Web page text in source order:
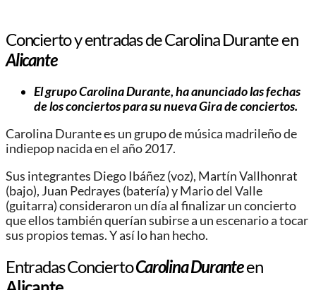
Concierto y entradas de Carolina Durante en
Alicante
El grupo Carolina Durante, ha anunciado las fechas
de los conciertos para su nueva Gira de conciertos.
Carolina Durante es un grupo de música madrileño de
indiepop nacida en el año 2017.
Sus integrantes Diego Ibáñez (voz), Martín Vallhonrat
(bajo), Juan Pedrayes (batería) y Mario del Valle
(guitarra) consideraron un día al finalizar un concierto
que ellos también querían subirse a un escenario a tocar
sus propios temas. Y así lo han hecho.
Entradas ConciertoCarolina Duranteen